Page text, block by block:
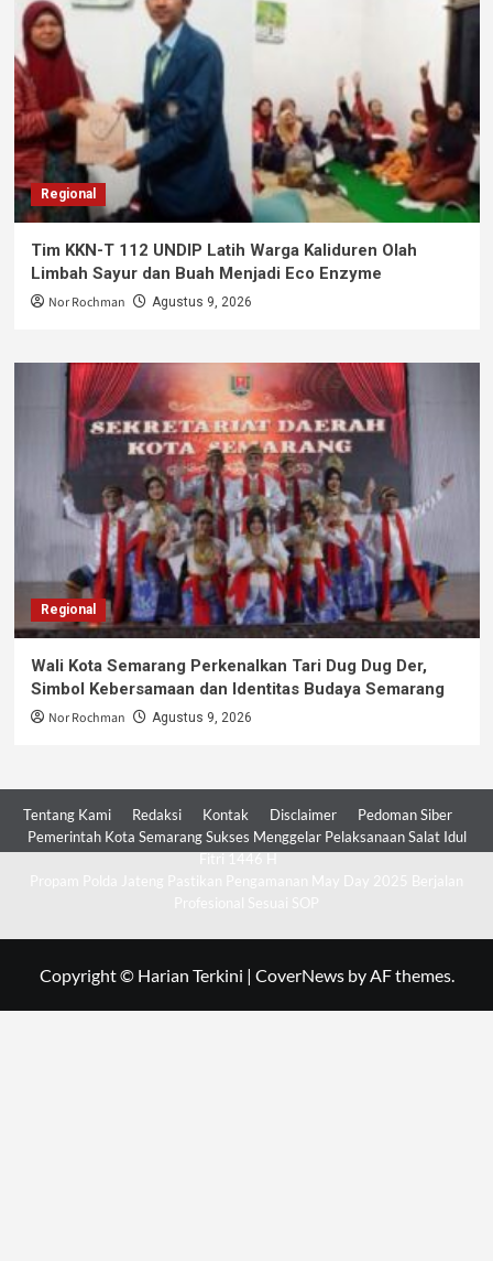
Regional
Tim KKN-T 112 UNDIP Latih Warga Kaliduren Olah
Limbah Sayur dan Buah Menjadi Eco Enzyme
Nor Rochman Agustus 9, 2026
Regional
Wali Kota Semarang Perkenalkan Tari Dug Dug Der,
Simbol Kebersamaan dan Identitas Budaya Semarang
Nor Rochman Agustus 9, 2026
Tentang Kami Redaksi Kontak Disclaimer
Pedoman Siber
Pemerintah Kota Semarang Sukses Menggelar Pelaksanaan Salat Idul
Copyright © Harian Terkini | CoverNewsby AF themes.